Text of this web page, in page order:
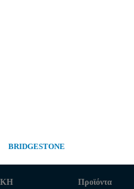
BRIDGESTONE
Προϊόντα